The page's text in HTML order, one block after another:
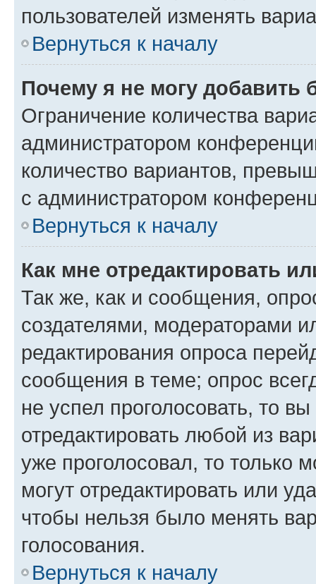
пользователей изменять
Вернуться к началу
Почему я не могу добавить
Ограничение количества
администратором
количество вариантов,
с администратором
Вернуться к началу
Как мне отредактировать
Так же, как и сообщения,
создателями, модераторами
редактирования опроса
сообщения в теме; опрос
не успел проголосовать, то
отредактировать любой из
уже проголосовал, то только
могут отредактировать или
чтобы нельзя было менять
голосования.
Вернуться к началу